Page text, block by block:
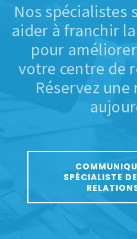
Nos spécialistes
aider à franchir
pour
votre centre de
Réservez
SPÉCIALISTE